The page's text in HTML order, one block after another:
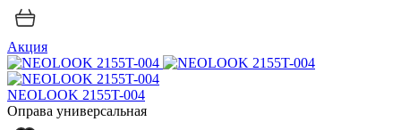
Акция
NEOLOOK 2155T-004
Оправа универсальная